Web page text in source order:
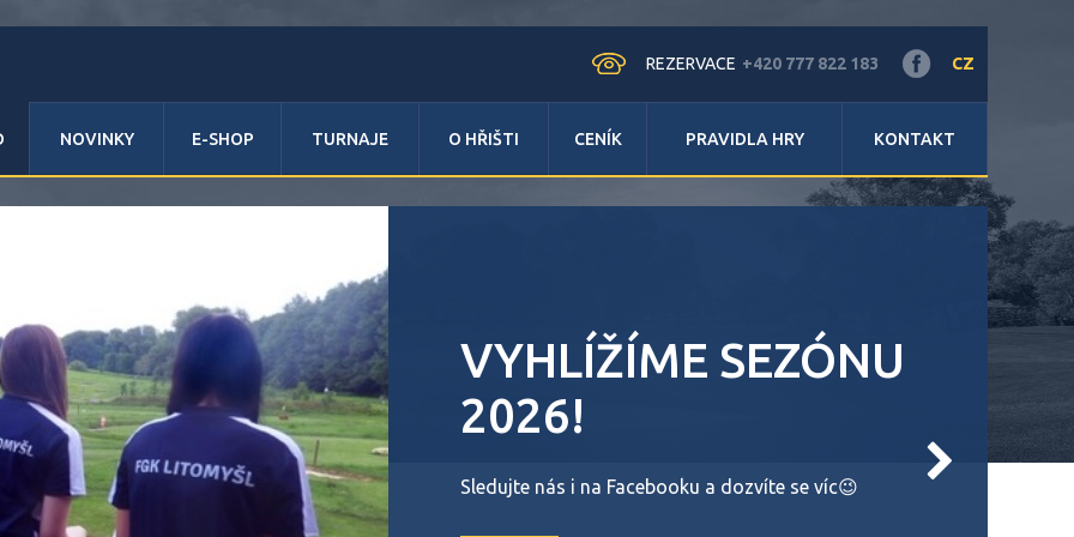
REZERVACE +420 777 822 183 CZ
NOVINKY E-SHOP TURNAJE O HŘIŠTI CENÍK PRAVIDLA HRY KONTAKT
VYHLÍŽÍME SEZÓNU
2026!
Sledujte nás i na Facebooku a dozvíte se víc😉